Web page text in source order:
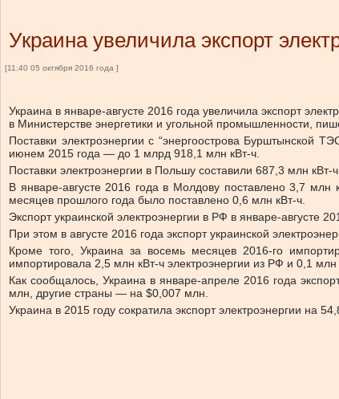
Украина увеличила экспорт
[11:40 05 октября 2016 года ]
Украина в январе-августе 2016 года увеличила экспорт
в Министерстве энергетики и угольной промышленности,
Поставки электроэнергии с “энергоострова
июнем 2015 года — до 1 млрд 918,1 млн кВт-ч.
Поставки электроэнергии в Польшу составили 687,3 млн кВт-
В январе-августе 2016 года в Молдову поставлено 3,7
месяцев прошлого года было поставлено 0,6 млн кВт-ч.
Экспорт украинской электроэнергии в РФ в январе-августе
При этом в августе 2016 года экспорт украинской
Кроме того, Украина за восемь месяцев 2016-го
импортировала 2,5 млн кВт-ч электроэнергии из РФ и 0,1
Как сообщалось, Украина в январе-апреле 2016 года
млн, другие страны — на $0,007 млн.
Украина в 2015 году сократила экспорт электроэнергии